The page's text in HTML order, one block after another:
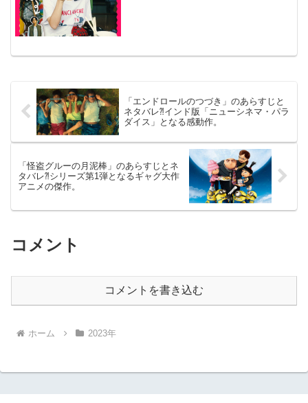
「エンドロールのつづき」のあらすじと
ネタバレ⁈インド版「ニューシネマ・パラ
ダイス」となる感動作。
「怪盗グルーの月泥棒」のあらすじとネ
タバレ⁈シリーズ第1弾となるギャグ大作
アニメの傑作。
コメント
コメントを書き込む
ホーム 2023年